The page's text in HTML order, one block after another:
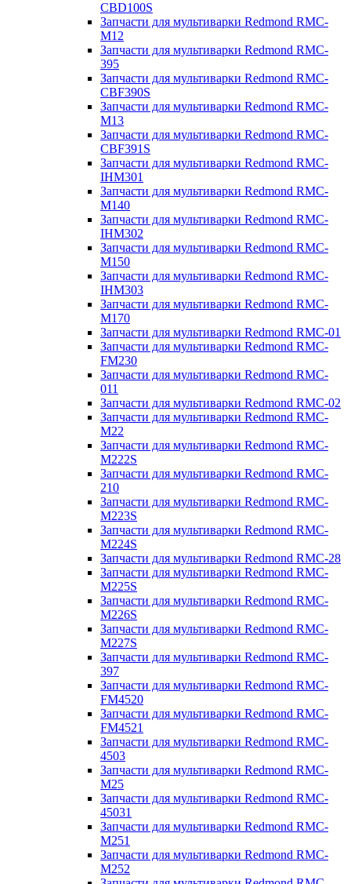
CBD100S
Запчасти для мультиварки Redmond RMC-
M12
Запчасти для мультиварки Redmond RMC-
395
Запчасти для мультиварки Redmond RMC-
CBF390S
Запчасти для мультиварки Redmond RMC-
M13
Запчасти для мультиварки Redmond RMC-
CBF391S
Запчасти для мультиварки Redmond RMC-
IHM301
Запчасти для мультиварки Redmond RMC-
M140
Запчасти для мультиварки Redmond RMC-
IHM302
Запчасти для мультиварки Redmond RMC-
M150
Запчасти для мультиварки Redmond RMC-
IHM303
Запчасти для мультиварки Redmond RMC-
M170
Запчасти для мультиварки Redmond RMC-01
Запчасти для мультиварки Redmond RMC-
FM230
Запчасти для мультиварки Redmond RMC-
011
Запчасти для мультиварки Redmond RMC-02
Запчасти для мультиварки Redmond RMC-
M22
Запчасти для мультиварки Redmond RMC-
M222S
Запчасти для мультиварки Redmond RMC-
210
Запчасти для мультиварки Redmond RMC-
M223S
Запчасти для мультиварки Redmond RMC-
M224S
Запчасти для мультиварки Redmond RMC-28
Запчасти для мультиварки Redmond RMC-
M225S
Запчасти для мультиварки Redmond RMC-
M226S
Запчасти для мультиварки Redmond RMC-
M227S
Запчасти для мультиварки Redmond RMC-
397
Запчасти для мультиварки Redmond RMC-
FM4520
Запчасти для мультиварки Redmond RMC-
FM4521
Запчасти для мультиварки Redmond RMC-
4503
Запчасти для мультиварки Redmond RMC-
M25
Запчасти для мультиварки Redmond RMC-
45031
Запчасти для мультиварки Redmond RMC-
M251
Запчасти для мультиварки Redmond RMC-
M252